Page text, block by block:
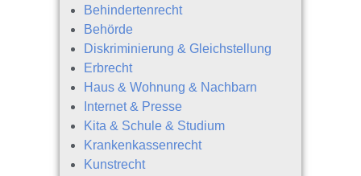
Behindertenrecht
Behörde
Diskriminierung & Gleichstellung
Erbrecht
Haus & Wohnung & Nachbarn
Internet & Presse
Kita & Schule & Studium
Krankenkassenrecht
Kunstrecht